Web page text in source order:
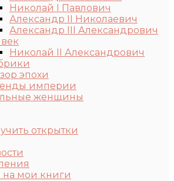
Николай I Павлович
Александр II Николаевич
Александр III Александрович
Николай II Александрович
эпохи
империи
женщины
открытки
на мои книги